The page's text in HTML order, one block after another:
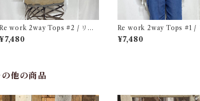
Re work 2way Tops #2 / リワ
ク 2way トップス 古着
Re work 2way Tops #1 / リワ
ーク 2way トップス 古着
¥7,480
の他の商品